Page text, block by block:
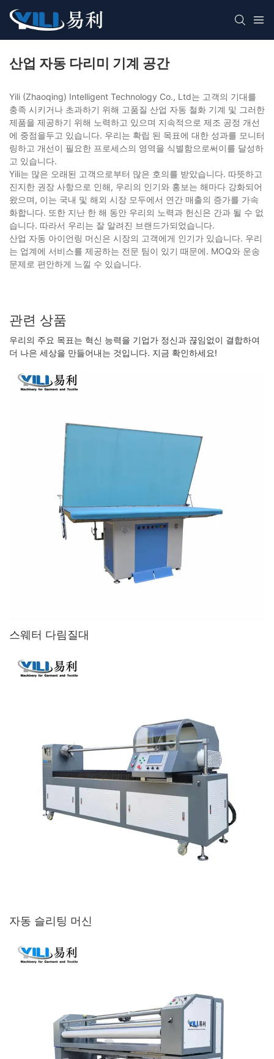
산업 자동 다리미 기계 공간
Yili (Zhaoqing) Intelligent Technology Co., Ltd는 고객의 기대를
충족 시키거나 초과하기 위해 고품질 산업 자동 철화 기계 및 그러한
제품을 제공하기 위해 노력하고 있으며 지속적으로 제조 공정 개선
에 중점을두고 있습니다. 우리는 확립 된 목표에 대한 성과를 모니터
링하고 개선이 필요한 프로세스의 영역을 식별함으로써이를 달성하
고 있습니다.
Yili는 많은 오래된 고객으로부터 많은 호의를 받았습니다. 따뜻하고
진지한 권장 사항으로 인해, 우리의 인기와 홍보는 해마다 강화되어
왔으며, 이는 국내 및 해외 시장 모두에서 연간 매출의 증가를 가속
화합니다. 또한 지난 한 해 동안 우리의 노력과 헌신은 간과 될 수 없
습니다. 따라서 우리는 잘 알려진 브랜드가되었습니다.
산업 자동 아이언링 머신은 시장의 고객에게 인기가 있습니다. 우리
는 업계에 서비스를 제공하는 전문 팀이 있기 때문에. MOQ와 운송
문제로 편안하게 느낄 수 있습니다.
관련 상품
우리의 주요 목표는 혁신 능력을 기업가 정신과 끊임없이 결합하여
더 나은 세상을 만들어내는 것입니다. 지금 확인하세요!
스웨터 다림질대
자동 슬리팅 머신